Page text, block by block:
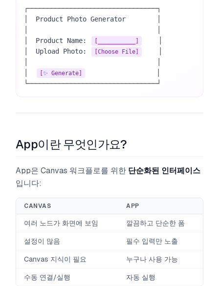
┌─────────────────────────────────┐
│  Product Photo Generator        │
│  Product Name:
[___________]
│  Upload Photo:
[Choose File]
[✨ Generate]
└─────────────────────────────────┘
App이란 무엇인가요?
App은 Canvas 워크플로를 위한 단순화된 인터페이스
입니다:
CANVAS APP
여러 노드가 화면에 보임 깔끔하고 단순한 폼
설정이 많음 필수 입력만 노출
Canvas 지식이 필요 누구나 사용 가능
수동 연결/실행 자동 실행